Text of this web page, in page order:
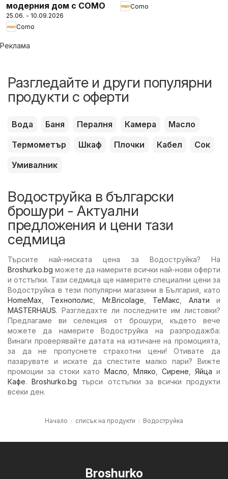
модерния дом с COMO
25.06. - 10.09.2026
Como
Como
Реклама
Разгледайте и други популярни
продукти с оферти
Вода Баня Пералня Камера
Масло
Термометър
Шкаф Плочки Кабел
Сок
Умивалник
Водоструйка в български
брошури - Актуални
предложения и цени тази
седмица
Търсите най-ниската цена за Водоструйка? На
Broshurko.bg можете да намерите всички най-нови оферти
и отстъпки. Тази седмица ще намерите специални цени за
Водоструйка в тези популярни магазини в България, като
HomeMax, Технополис, Mr.Bricolage, ТеMакс, Алати и
MASTERHAUS. Разгледахте ли последните им листовки?
Предлагаме ви селекция от брошури, където вече
можете да намерите Водоструйка на разпродажба:
Винаги проверявайте датата на изтичане на промоцията,
за да не пропуснете страхотни цени! Отивате да
пазарувате и искате да спестите малко пари? Вижте
промоции за стоки като Масло, Мляко, Сирене, Яйца и
Кафе.Broshurko.bg търси отстъпки за всички продукти
всеки ден.
Начало списък на продукти Водоструйка
Broshurko